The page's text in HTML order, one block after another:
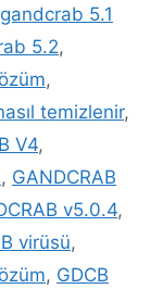
gandcrab 5.1
5.2,
,
temizlenir,
V4,
, GANDCRAB
v5.0.4,
virüsü,
, GDCB